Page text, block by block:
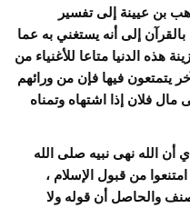
بن عيينة إلى تفسير
إلى أنه يستغني به عما
هذه الدنيا متاعا للأغنياء من
يتمتعون فيها فإن من ورائهم
مال فلان إذا اشتهاه وتمناه
أن الله نهى نبيه صلى الله
من قبول الإسلام ،
والحاصل أن قوله ولا